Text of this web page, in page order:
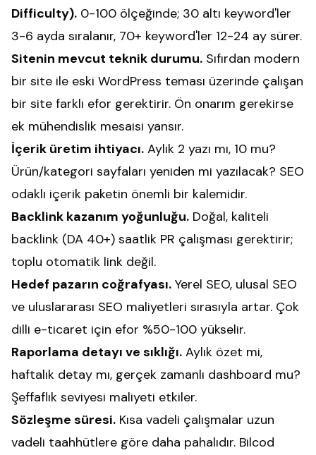
Difficulty). 0-100 ölçeğinde; 30 altı keyword'ler
3-6 ayda sıralanır, 70+ keyword'ler 12-24 ay sürer.
Sitenin mevcut teknik durumu. Sıfırdan modern
bir site ile eski WordPress teması üzerinde çalışan
bir site farklı efor gerektirir. Ön onarım gerekirse
ek mühendislik mesaisi yansır.
İçerik üretim ihtiyacı. Aylık 2 yazı mı, 10 mu?
Ürün/kategori sayfaları yeniden mi yazılacak? SEO
odaklı içerik paketin önemli bir kalemidir.
Backlink kazanım yoğunluğu. Doğal, kaliteli
backlink (DA 40+) saatlik PR çalışması gerektirir;
toplu otomatik link değil.
Hedef pazarın coğrafyası. Yerel SEO, ulusal SEO
ve uluslararası SEO maliyetleri sırasıyla artar. Çok
dilli e-ticaret için efor %50-100 yükselir.
Raporlama detayı ve sıklığı. Aylık özet mi,
haftalık detay mı, gerçek zamanlı dashboard mu?
Şeffaflık seviyesi maliyeti etkiler.
Sözleşme süresi. Kısa vadeli çalışmalar uzun
vadeli taahhütlere göre daha pahalıdır. Bilcod